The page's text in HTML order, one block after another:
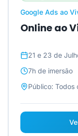
Google Ads ao
Online ao
21 e 23 de
7h de imersão
Público: Todos